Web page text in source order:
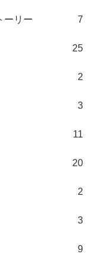
ーリー 7
25
2
3
11
20
2
3
9